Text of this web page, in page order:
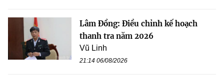
Lâm Đồng: Điều chỉnh kế hoạch
thanh tra năm 2026
Vũ Linh
21:14 06/08/2026